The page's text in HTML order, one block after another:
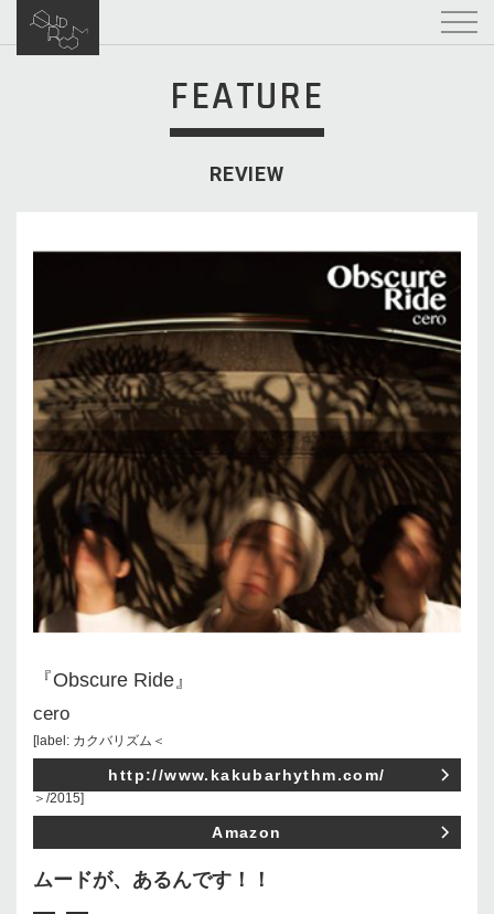
FEATURE
REVIEW
『Obscure Ride』
cero
[label: カクバリズム＜
http://www.kakubarhythm.com/
＞/2015]
Amazon
ムードが、あるんです！！